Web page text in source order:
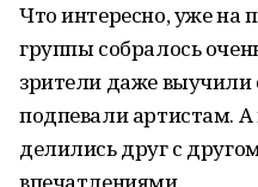
Что интересно, уже на
группы собралось
зрители даже выучили
подпевали артистам. А
делились друг с